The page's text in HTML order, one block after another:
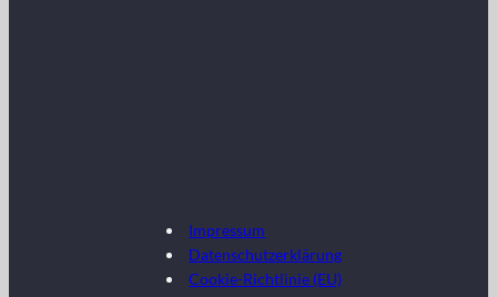
Impressum
Datenschutzerklärung
Cookie-Richtlinie (EU)